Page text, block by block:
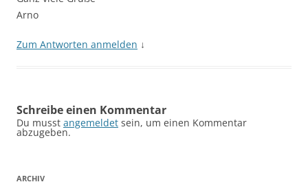
Arno
Zum Antworten anmelden ↓
Schreibe einen Kommentar
Du musst angemeldet sein, um einen Kommentar
abzugeben.
ARCHIV